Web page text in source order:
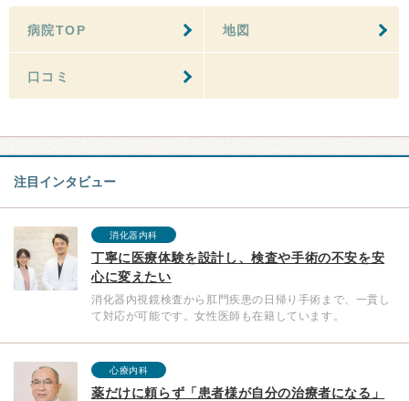
病院TOP 地図
口コミ
注目インタビュー
消化器内科
丁寧に医療体験を設計し、検査や手術の不安を安
心に変えたい
消化器内視鏡検査から肛門疾患の日帰り手術まで、一貫し
て対応が可能です。女性医師も在籍しています。
心療内科
薬だけに頼らず「患者様が自分の治療者になる」